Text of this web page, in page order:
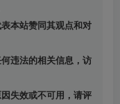
本站赞同其观点和对
违法的相关信息，访
失效或不可用，请评